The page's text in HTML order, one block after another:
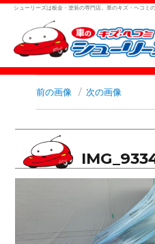
シューリーズは板金・塗装の専門店。車のキズ・ヘコミ
前の画像 次の画像